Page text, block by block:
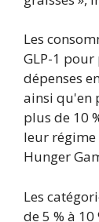
Les
GLP-1
dépenses
ainsi qu'en
plus de 10
leur
Hunger
Les
de 5 % à